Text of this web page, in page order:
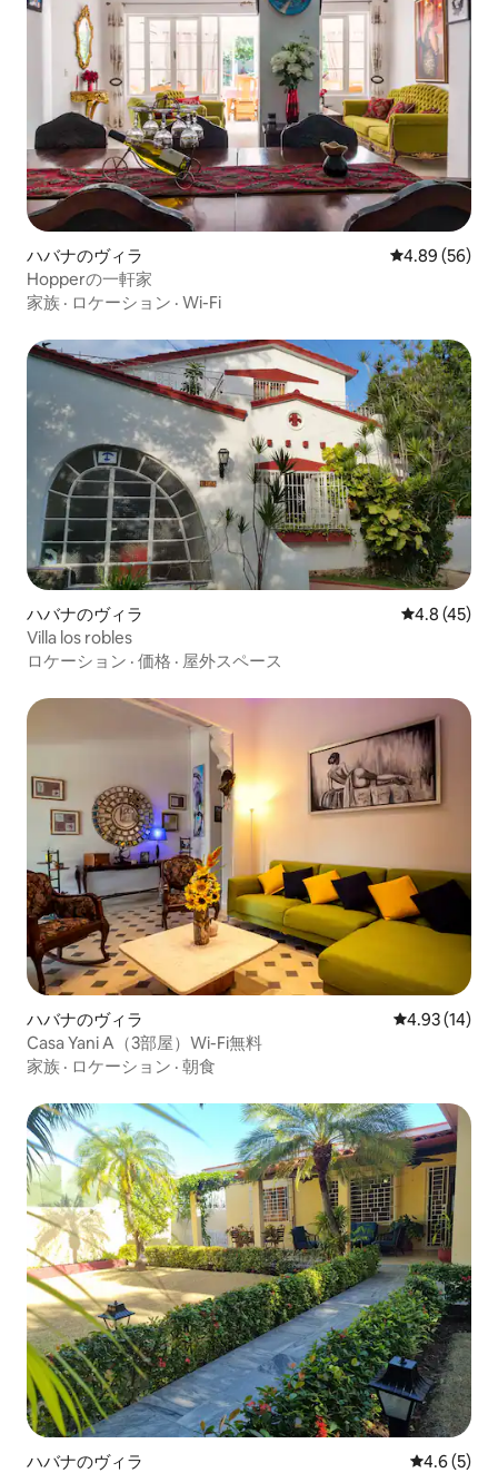
ハバナのヴィラ レビュー56
4.89 (56)
Hopperの一軒家
家族 · ロケーション · Wi-Fi
ハバナのヴィラ レビュー45
4.8 (45)
Villa los robles
ロケーション · 価格 · 屋外スペース
ハバナのヴィラ レビュー14
4.93 (14)
Casa Yani A（3部屋）Wi-Fi無料
家族 · ロケーション · 朝食
ハバナのヴィラ レビュー5
4.6 (5)